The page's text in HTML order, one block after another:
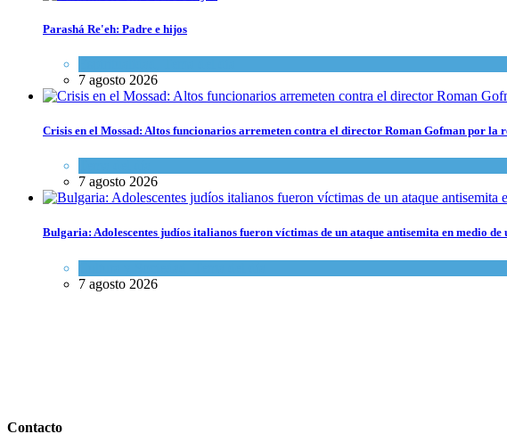
Parashá Re'eh: Padre e hijos
7 agosto 2026
Crisis en el Mossad: Altos funcionarios arremeten contra el director Roman Gofman por la
7 agosto 2026
Bulgaria: Adolescentes judíos italianos fueron víctimas de un ataque antisemita en medio
7 agosto 2026
Contacto